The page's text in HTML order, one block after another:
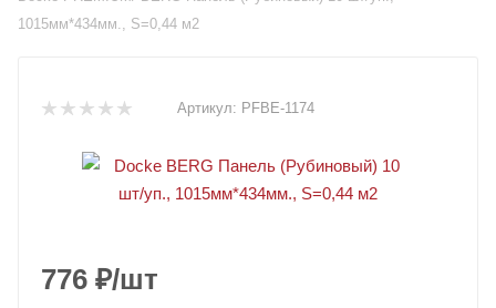
1015мм*434мм., S=0,44 м2
Артикул: PFBE-1174
776 ₽/шт